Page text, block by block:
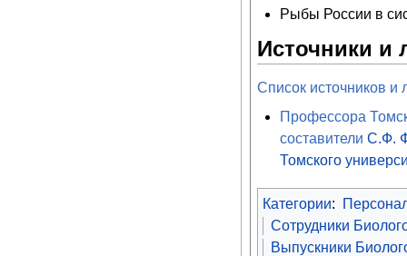
Рыбы России в
Источники и
Список источников
Профессора
составителиС.Ф.
Томского
Категории:
Сотрудники
Выпускники